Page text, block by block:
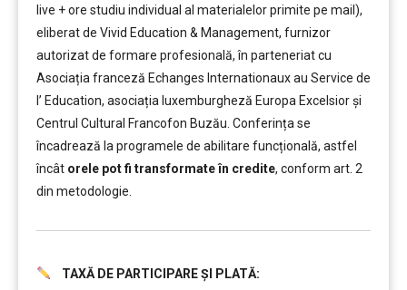
live + ore studiu individual al materialelor primite pe mail),
eliberat de Vivid Education & Management, furnizor
autorizat de formare profesională, în parteneriat cu
Asociația franceză Echanges Internationaux au Service de
l’ Education, asociația luxemburgheză Europa Excelsior și
Centrul Cultural Francofon Buzău. Conferința se
încadrează la programele de abilitare funcțională, astfel
încât orele pot fi transformate în credite, conform art. 2
din metodologie.
TAXĂ DE PARTICIPARE ȘI PLATĂ: